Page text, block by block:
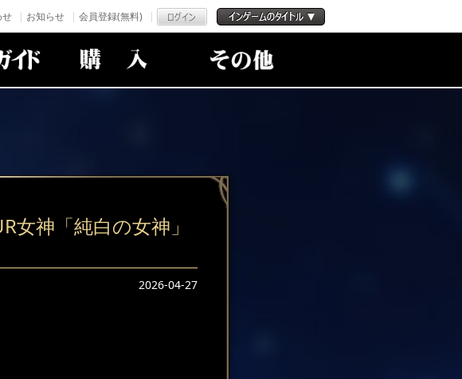
せ お知らせ 会員登録(無料)
神「純白の女神」
2026-04-27